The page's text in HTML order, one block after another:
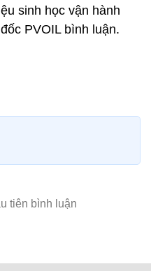
sinh học vận hành
PVOIL bình luận.